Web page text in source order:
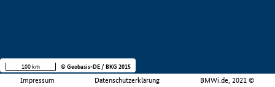
Impressum Datenschutzerklärung BMWi.de, 2021 ©
100 km © Geobasis-DE / BKG 2015